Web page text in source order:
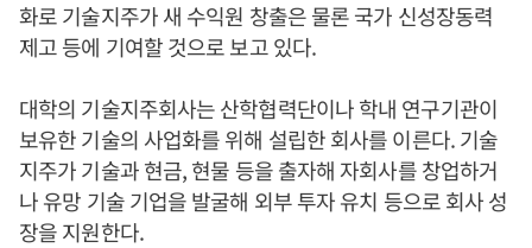
화로 기술지주가 새 수익원 창출은 물론 국가 신성장동력
제고 등에 기여할 것으로 보고 있다.
대학의 기술지주회사는 산학협력단이나 학내 연구기관이
보유한 기술의 사업화를 위해 설립한 회사를 이른다. 기술
지주가 기술과 현금, 현물 등을 출자해 자회사를 창업하거
나 유망 기술 기업을 발굴해 외부 투자 유치 등으로 회사 성
장을 지원한다.